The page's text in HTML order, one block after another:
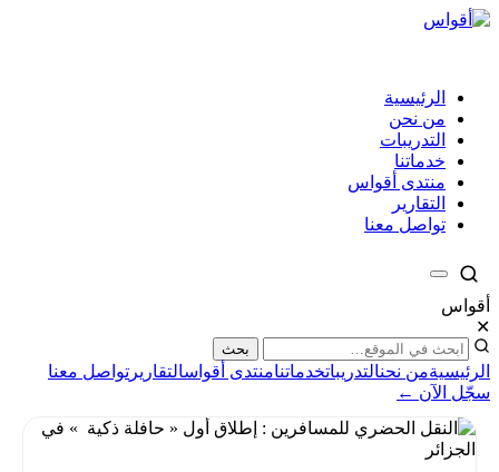
الرئيسية
من نحن
التدريبات
خدماتنا
منتدى أقواس
التقارير
تواصل معنا
أقواس
✕
بحث
الرئيسيةمن نحنالتدريباتخدماتنامنتدى أقواسالتقارير تواصل معنا
سجّل الآن ←